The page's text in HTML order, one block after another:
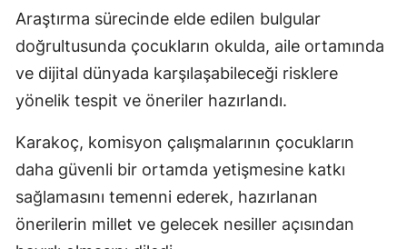
Araştırma sürecinde elde edilen bulgular
doğrultusunda çocukların okulda, aile ortamında
ve dijital dünyada karşılaşabileceği risklere
yönelik tespit ve öneriler hazırlandı.
Karakoç, komisyon çalışmalarının çocukların
daha güvenli bir ortamda yetişmesine katkı
sağlamasını temenni ederek, hazırlanan
önerilerin millet ve gelecek nesiller açısından